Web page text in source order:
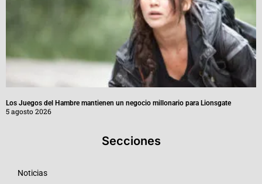
Los Juegos del Hambre mantienen un negocio millonario para Lionsgate
5 agosto 2026
Secciones
Noticias